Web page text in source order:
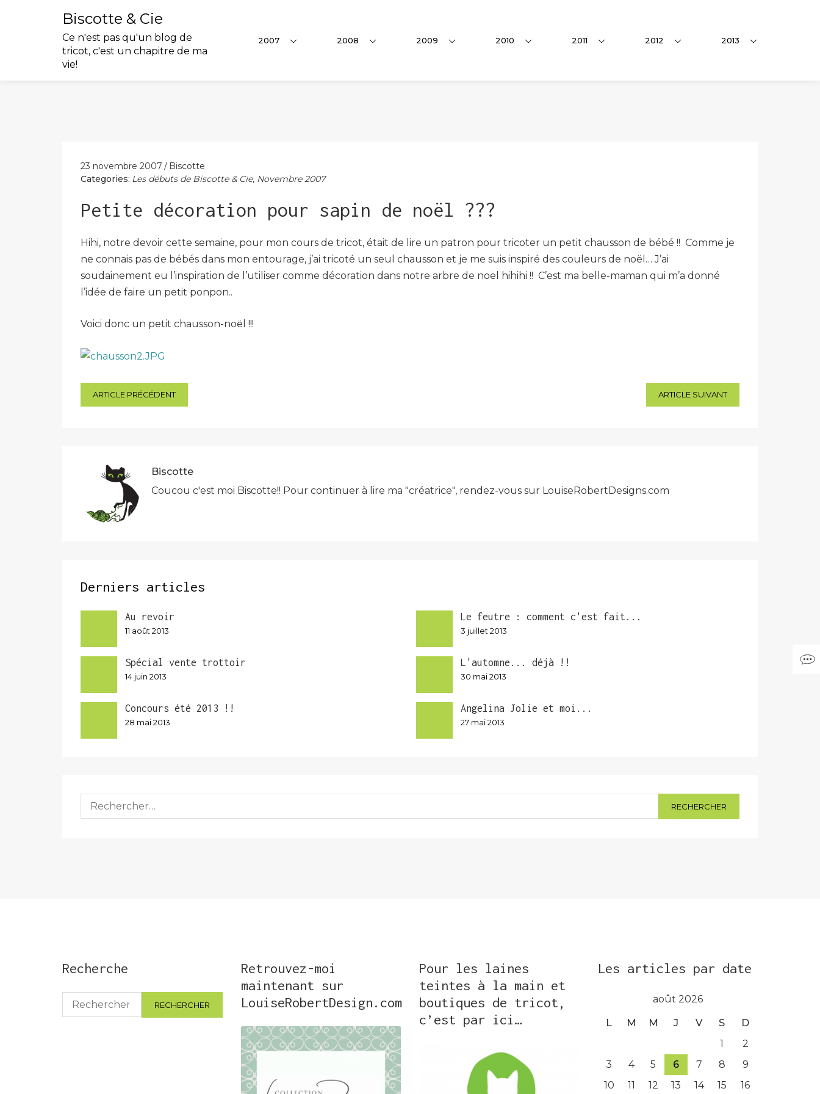
Biscotte & Cie
Ce n'est pas qu'un blog de
tricot, c'est un chapitre de ma
vie!
2007 2008 2009 2010 2011 2012 2013
23 novembre 2007
Biscotte
Categories: Les débuts de Biscotte & Cie, Novembre 2007
Petite décoration pour sapin de noël ???
Hihi, notre devoir cette semaine, pour mon cours de tricot, était de lire un patron pour tricoter un petit chausson de bébé !! Comme je
ne connais pas de bébés dans mon entourage, j’ai tricoté un seul chausson et je me suis inspiré des couleurs de noël… J’ai
soudainement eu l’inspiration de l’utiliser comme décoration dans notre arbre de noël hihihi !! C’est ma belle-maman qui m’a donné
l’idée de faire un petit ponpon..
Voici donc un petit chausson-noël !!!
Navigation
ARTICLE PRÉCÉDENT ARTICLE SUIVANT
Biscotte
Coucou c'est moi Biscotte!! Pour continuer à lire ma "créatrice", rendez-vous sur LouiseRobertDesigns.com
Derniers articles
Au revoir
11 août 2013
Le feutre : comment c'est fait...
3 juillet 2013
Spécial vente trottoir
14 juin 2013
L'automne... déjà !!
30 mai 2013
Concours été 2013 !!
28 mai 2013
Angelina Jolie et moi...
27 mai 2013
Rechercher :
Recherche
Rechercher :
Retrouvez-moi
maintenant sur
LouiseRobertDesign.com
Pour les laines
teintes à la main et
boutiques de tricot,
c’est par ici…
Les articles par date
août 2026
L M M J V S
D
1
2
3
4 5 6 7 8
9
10
11 12 13 14 15 16